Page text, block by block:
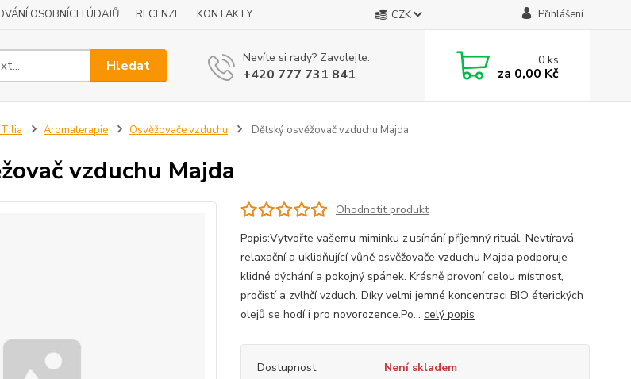
OSOBNÍCH ÚDAJŮ RECENZE KONTAKTY CZK Přihlášení
Hledat Nevíte si rady? Zavolejte.
+420 777 731 841
0ks
za 0,00 Kč
Aromaterapie Osvěžovače vzduchu Dětský osvěžovač vzduchu Majda
vzduchu Majda
Ohodnotit produkt
Popis:Vytvořte vašemu miminku z usínání příjemný rituál. Nevtíravá,
relaxační a uklidňující vůně osvěžovače vzduchu Majda podporuje
klidné dýchání a pokojný spánek. Krásně provoní celou místnost,
pročistí a zvlhčí vzduch. Díky velmi jemné koncentraci BIO éterických
olejů se hodí i pro novorozence.Po... celý popis
Dostupnost Není skladem